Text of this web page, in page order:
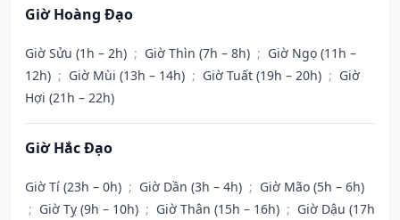
Giờ Hoàng Đạo
Giờ Sửu (1h – 2h) ; Giờ Thìn (7h – 8h) ; Giờ Ngọ (11h –
12h) ; Giờ Mùi (13h – 14h) ; Giờ Tuất (19h – 20h) ; Giờ
Hợi (21h – 22h)
Giờ Hắc Đạo
Giờ Tí (23h – 0h) ; Giờ Dần (3h – 4h) ; Giờ Mão (5h – 6h)
; Giờ Tỵ (9h – 10h) ; Giờ Thân (15h – 16h) ; Giờ Dậu (17h